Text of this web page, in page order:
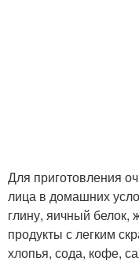
Маска для волос
Для приготовления
лица в домашних
глину, яичный белок,
продукты с легким
хлопья, сода, кофе,